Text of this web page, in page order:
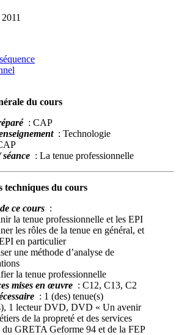
du cours
: CAP
: Technologie
séance : La tenue professionnelle
techniques du cours
ce cours :
la tenue professionnelle et les EPI
les rôles de la tenue en général, et
en particulier
une méthode d’analyse de
la tenue professionnelle
mises en œuvre : C12, C13, C2
: 1 (des) tenue(s)
1 lecteur DVD, DVD « Un avenir
de la propreté et des services
du GRETA Geforme 94 et de la FEP